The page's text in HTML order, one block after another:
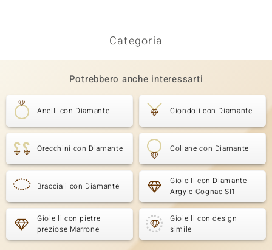
Categoria
Potrebbero anche interessarti
Anelli con Diamante Ciondoli con Diamante
Orecchini con Diamante Collane con Diamante
Bracciali con Diamante
Gioielli con Diamante
Argyle Cognac SI1
Gioielli con pietre
preziose Marrone
Gioielli con design
simile